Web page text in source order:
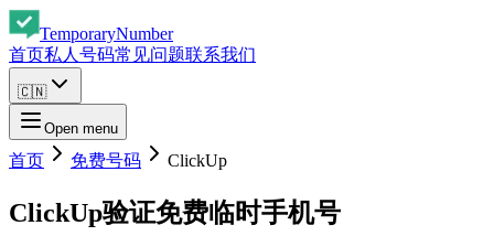
TemporaryNumber
首页私人号码常见问题联系我们
🇨🇳
Open menu
首页 免费号码 ClickUp
ClickUp验证免费临时手机号